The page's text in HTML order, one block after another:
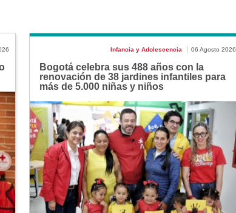
Infancia y Adolescencia 06 Agosto 2026
Bogotá celebra sus 488 años con la
renovación de 38 jardines infantiles para
más de 5.000 niñas y niños